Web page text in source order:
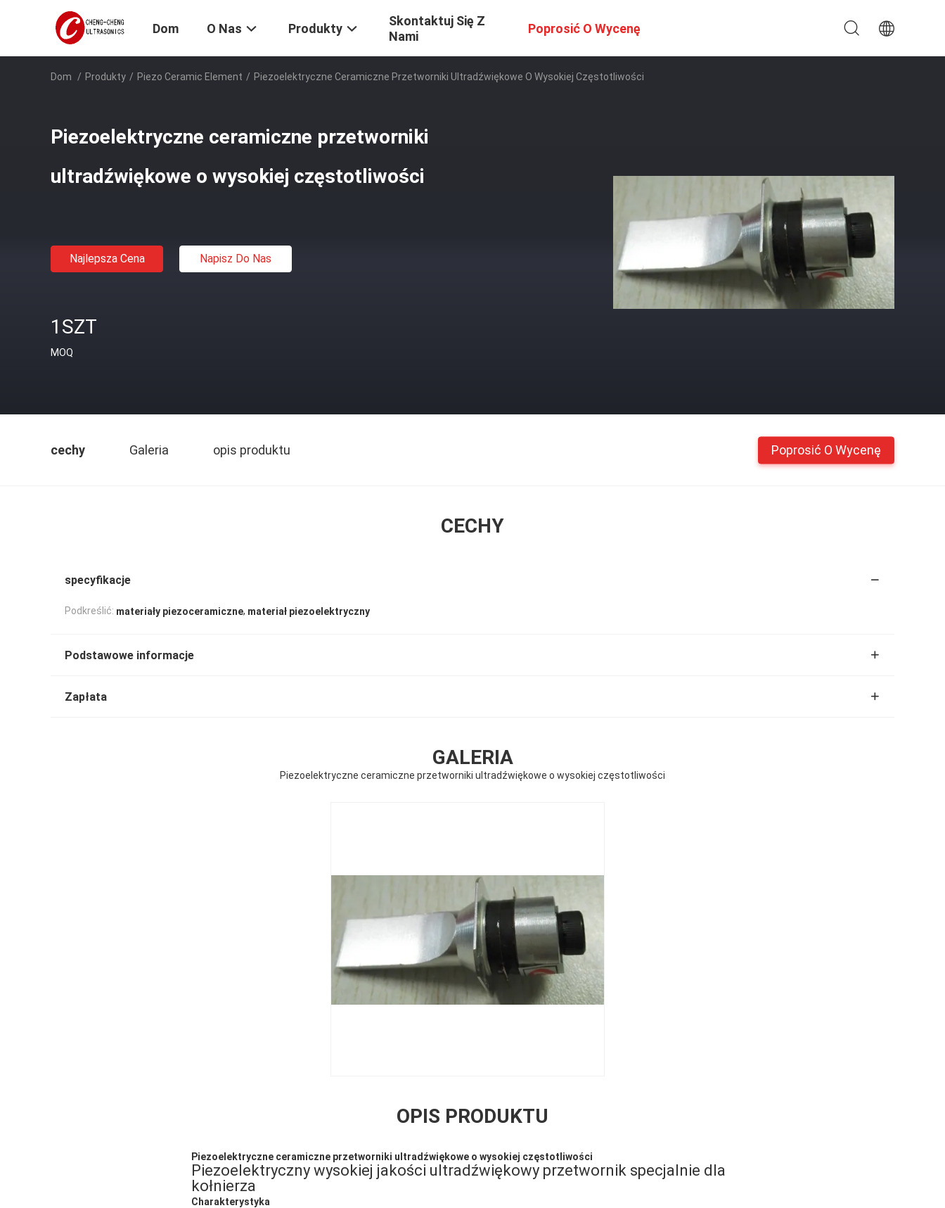
Dom O Nas Produkty
Skontaktuj Się Z
Nami
Poprosić O Wycenę
Dom / Produkty / Piezo Ceramic Element / Piezoelektryczne Ceramiczne Przetworniki Ultradźwiękowe O Wysokiej Częstotliwości
Piezoelektryczne ceramiczne przetworniki
ultradźwiękowe o wysokiej częstotliwości
Najlepsza Cena Napisz Do Nas
1SZT
MOQ
cechy Galeria opis produktu Poprosić O Wycenę
CECHY
specyfikacje
Podkreślić: materiały piezoceramiczne, materiał piezoelektryczny
Podstawowe informacje
Zapłata
GALERIA
Piezoelektryczne ceramiczne przetworniki ultradźwiękowe o wysokiej częstotliwości
OPIS PRODUKTU
Piezoelektryczne ceramiczne przetworniki ultradźwiękowe o wysokiej częstotliwości
Piezoelektryczny wysokiej jakości ultradźwiękowy przetwornik specjalnie dla
kołnierza
Charakterystyka